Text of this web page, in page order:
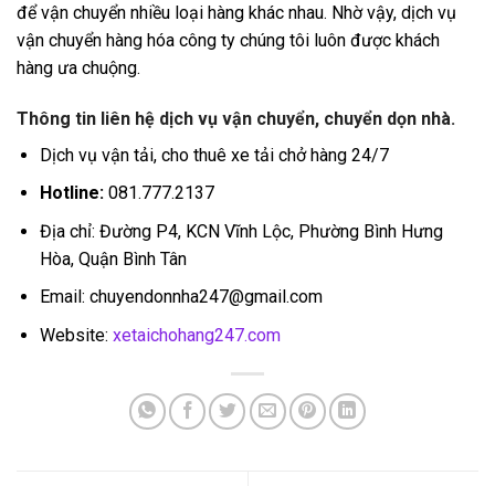
để vận chuyển nhiều loại hàng khác nhau. Nhờ vậy, dịch vụ
vận chuyển hàng hóa công ty chúng tôi luôn được khách
hàng ưa chuộng.
Thông tin liên hệ dịch vụ vận chuyển, chuyển dọn nhà.
Dịch vụ vận tải, cho thuê xe tải chở hàng 24/7
Hotline:081.777.2137
Địa chỉ: Đường P4, KCN Vĩnh Lộc, Phường Bình Hưng
Hòa, Quận Bình Tân
Email: chuyendonnha247@gmail.com
Website: xetaichohang247.com